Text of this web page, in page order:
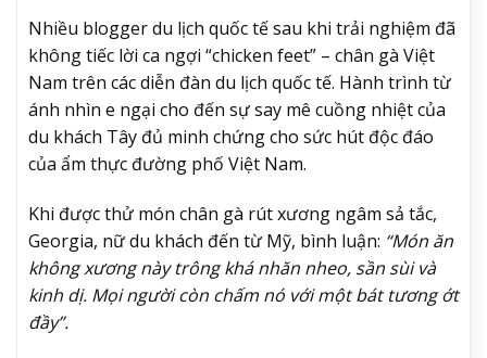
Nhiều blogger du lịch quốc tế sau khi trải nghiệm đã
không tiếc lời ca ngợi “chicken feet” – chân gà Việt
Nam trên các diễn đàn du lịch quốc tế. Hành trình từ
ánh nhìn e ngại cho đến sự say mê cuồng nhiệt của
du khách Tây đủ minh chứng cho sức hút độc đáo
của ẩm thực đường phố Việt Nam.
Khi được thử món chân gà rút xương ngâm sả tắc,
Georgia, nữ du khách đến từ Mỹ, bình luận: “Món ăn
không xương này trông khá nhăn nheo, sần sùi và
kinh dị. Mọi người còn chấm nó với một bát tương ớt
đầy”.